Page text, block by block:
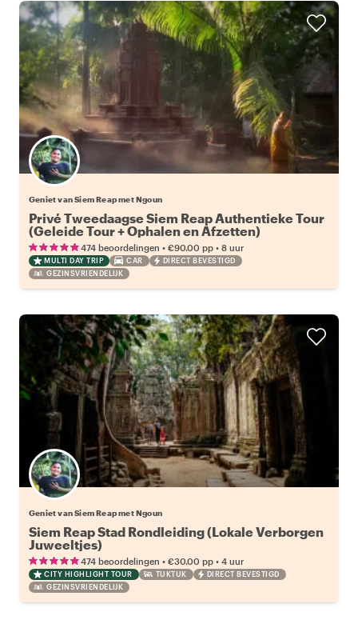
Geniet van Siem Reap met Ngoun
Privé Tweedaagse Siem Reap Authentieke Tour
(Geleide Tour + Ophalen en Afzetten)
474 beoordelingen • €90.00 pp • 8 uur
MULTI DAY TRIP CAR
DIRECT BEVESTIGD
GEZINSVRIENDELIJK
Geniet van Siem Reap met Ngoun
Siem Reap Stad Rondleiding (Lokale Verborgen
Juweeltjes)
474 beoordelingen • €30.00 pp • 4 uur
CITY HIGHLIGHT TOUR TUKTUK
DIRECT BEVESTIGD
GEZINSVRIENDELIJK